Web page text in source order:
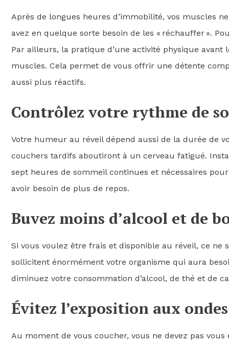
Après de longues heures d’immobilité, vos muscles
avez en quelque sorte besoin de les « réchauffer ».
Par ailleurs, la pratique d’une activité physique
muscles. Cela permet de vous offrir une détente
aussi plus réactifs.
Contrôlez votre rythme de
Votre humeur au réveil dépend aussi de la durée de
couchers tardifs aboutiront à un cerveau fatigué.
sept heures de sommeil continues et nécessaires
avoir besoin de plus de repos.
Buvez moins d’alcool et de
Si vous voulez être frais et disponible au réveil, ce ne
sollicitent énormément votre organisme qui aura
diminuez votre consommation d’alcool, de thé et de
Évitez l’exposition aux
Au moment de vous coucher, vous ne devez pas